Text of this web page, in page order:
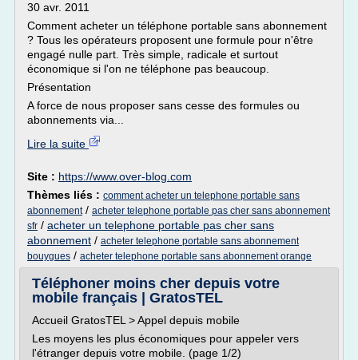
30 avr. 2011
Comment acheter un téléphone portable sans abonnement
? Tous les opérateurs proposent une formule pour n'être
engagé nulle part. Très simple, radicale et surtout
économique si l'on ne téléphone pas beaucoup.
Présentation
A force de nous proposer sans cesse des formules ou
abonnements via...
Lire la suite
Site : https://www.over-blog.com
Thèmes liés : comment acheter un telephone portable sans
abonnement/ acheter telephone portable pas cher sans abonnement
sfr / acheter un telephone portable pas cher sans
abonnement / acheter telephone portable sans abonnement
bouygues / acheter telephone portable sans abonnement orange
Téléphoner moins cher depuis votre
mobile français | GratosTEL
Accueil GratosTEL > Appel depuis mobile
Les moyens les plus économiques pour appeler vers
l'étranger depuis votre mobile. (page 1/2)